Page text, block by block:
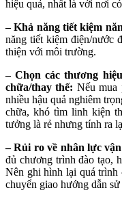
hiệu quả, nhất là với nơi
– Khả năng tiết kiệm
năng tiết kiệm điện/nước
thiện với môi trường.
– Chọn các thương
chữa/thay thế: Nếu mua
nhiều hậu quả nghiêm
chữa, khó tìm linh kiện
tưởng là rẻ nhưng tính ra
– Rủi ro về nhân lực
đủ chương trình đào tạo,
Nên ghi hình lại quá trình
chuyển giao hướng dẫn sử